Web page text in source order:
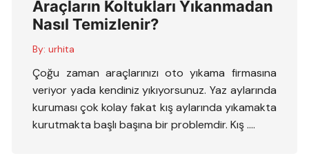
Araçların Koltukları Yıkanmadan
Nasıl Temizlenir?
By: urhita
Çoğu zaman araçlarınızı oto yıkama firmasına
veriyor yada kendiniz yıkıyorsunuz. Yaz aylarında
kuruması çok kolay fakat kış aylarında yıkamakta
kurutmakta başlı başına bir problemdir. Kış ….